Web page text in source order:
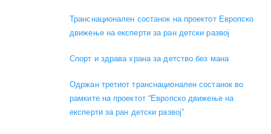
Транснационален состанок на проектот Европско
движење на експерти за ран детски развој
Спорт и здрава храна за детство без мана
Одржан третиот транснационален состанок во
рамките на проектот “Европско движење на
експерти за ран детски развој”